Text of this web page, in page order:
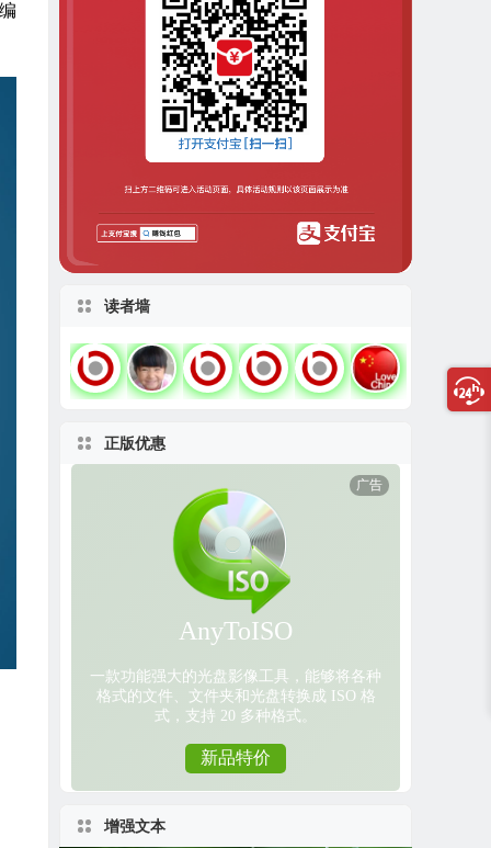
读者墙
正版优惠
增强文本